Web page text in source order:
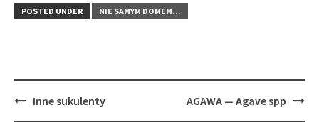
POSTED UNDER NIE SAMYM DOMEM...
PostInne sukulenty AGAWA — Agave spp